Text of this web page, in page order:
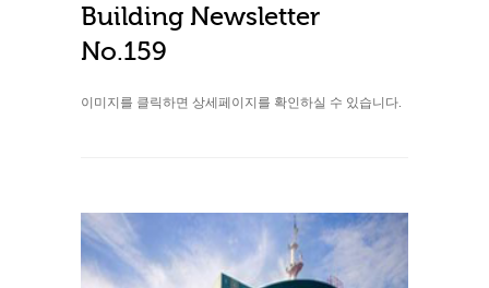
Building Newsletter
No.159
이미지를 클릭하면 상세페이지를 확인하실 수 있습니다.